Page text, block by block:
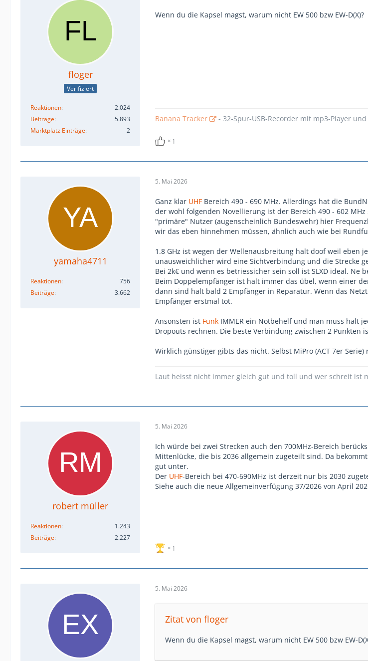
floger
Verifiziert
Reaktionen
2.024
Beiträge
5.893
Marktplatz Einträge
2
Wenn du die Kapsel magst, warum nicht EW 500 bzw EW-D(X)?
Banana Tracker - 32-Spur-USB-Recorder mit mp3-Player
1
yamaha4711
Reaktionen
756
Beiträge
3.662
5. Mai 2026
Ganz klar UHF Bereich 490 - 690 MHz. Allerdings hat die
der wohl folgenden Novellierung ist der Bereich 490 - 602 MHz
"primäre" Nutzer (augenscheinlich Bundeswehr) hier
wir das eben hinnehmen müssen, ähnlich auch wie bei
1.8 GHz ist wegen der Wellenausbreitung halt doof weil eben
unausweichlicher wird eine Sichtverbindung und die Strecke
Bei 2k€ und wenn es betriessicher sein soll ist SLXD ideal. Ne
Beim Doppelempfänger ist halt immer das übel, wenn einer
dann sind halt bald 2 Empfänger in Reparatur. Wenn das
Empfänger erstmal tot.
Ansonsten ist Funk IMMER ein Notbehelf und man muss halt
Dropouts rechnen. Die beste Verbindung zwischen 2 Punkten
Wirklich günstiger gibts das nicht. Selbst MiPro (ACT 7er Serie)
Laut heisst nicht immer gleich gut und toll und wer schreit ist
robert müller
Reaktionen
1.243
Beiträge
2.227
5. Mai 2026
Ich würde bei zwei Strecken auch den 700MHz-Bereich
Mittenlücke, die bis 2036 allgemein zugeteilt sind. Da
gut unter.
Der UHF-Bereich bei 470-690MHz ist derzeit nur bis 2030
Siehe auch die neue Allgemeinverfügung 37/2026 von April
1
5. Mai 2026
Zitat von floger
Wenn du die Kapsel magst, warum nicht EW 500 bzw EW-